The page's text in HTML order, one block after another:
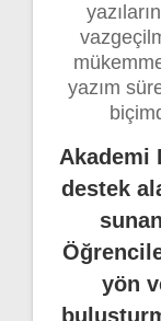
yazım
Akademi
destek
yön